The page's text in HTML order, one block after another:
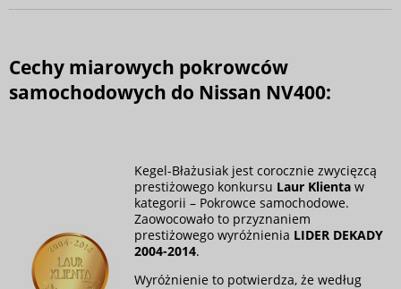
Cechy miarowych pokrowców
samochodowych do Nissan NV400:
Kegel-Błażusiak jest corocznie zwycięzcą
prestiżowego konkursu Laur Klienta w
kategorii – Pokrowce samochodowe.
Zaowocowało to przyznaniem
prestiżowego wyróżnienia LIDER DEKADY
2004-2014.
Wyróżnienie to potwierdza, że według